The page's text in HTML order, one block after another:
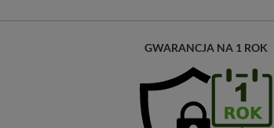
GWARANCJA NA 1 ROK